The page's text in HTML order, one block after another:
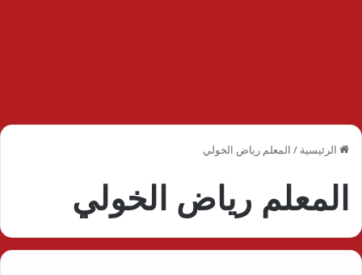
الرئيسية / المعلم رياض الخولي
المعلم رياض الخولي